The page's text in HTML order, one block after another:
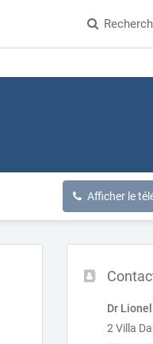
Afficher le
Dr
2 Villa